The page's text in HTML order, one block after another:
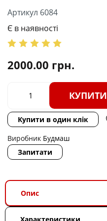
Артикул 6084
Є в наявності
2000.00 грн.
КУПИТИ
Купити в один клік
Виробник Будмаш
Запитати
Опис